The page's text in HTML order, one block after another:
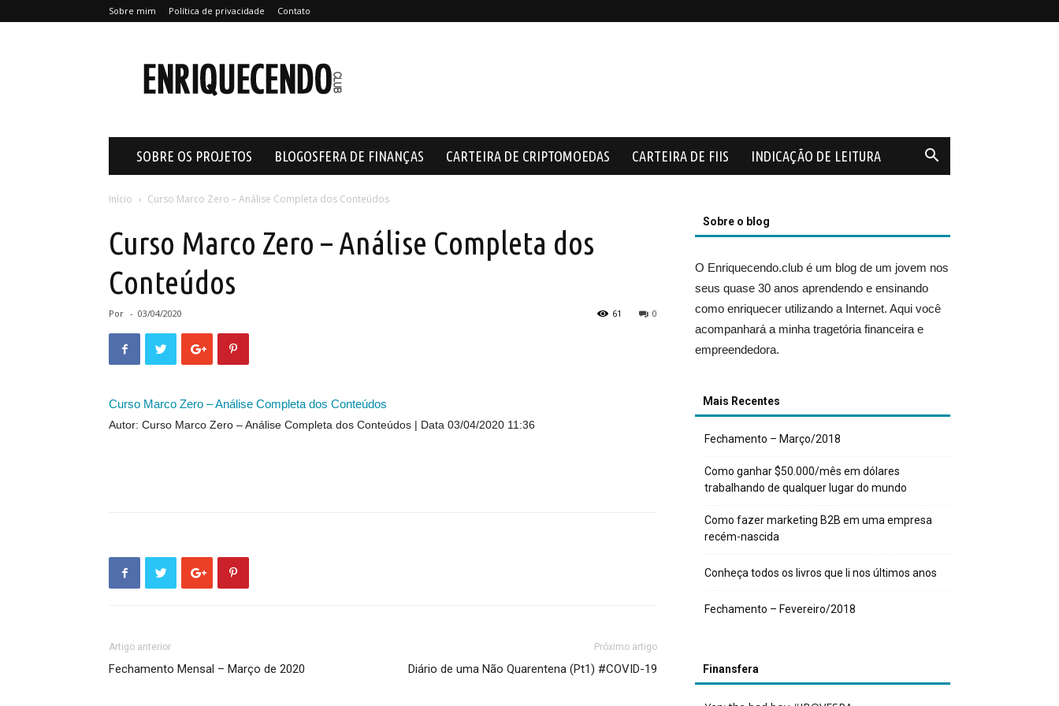
Sobre mim Política de privacidade Contato
SOBRE OS PROJETOS BLOGOSFERA DE FINANÇAS CARTEIRA DE CRIPTOMOEDAS CARTEIRA DE FIIS INDICAÇÃO DE LEITURA
Início Curso Marco Zero – Análise Completa dos Conteúdos
Curso Marco Zero – Análise Completa dos
Conteúdos
Por - 03/04/2020 0
61
Curso Marco Zero – Análise Completa dos Conteúdos
Autor: Curso Marco Zero – Análise Completa dos Conteúdos Data 03/04/2020 11:36
Artigo anterior
Fechamento Mensal – Março de 2020
Próximo artigo
Diário de uma Não Quarentena (Pt1) #COVID-19
Sobre o blog
O Enriquecendo.club é um blog de um jovem nos
seus quase 30 anos aprendendo e ensinando
como enriquecer utilizando a Internet. Aqui você
acompanhará a minha tragetória financeira e
empreendedora.
Mais Recentes
Fechamento – Março/2018
Como ganhar $50.000/mês em dólares
trabalhando de qualquer lugar do mundo
Como fazer marketing B2B em uma empresa
recém-nascida
Conheça todos os livros que li nos últimos anos
Fechamento – Fevereiro/2018
Finansfera